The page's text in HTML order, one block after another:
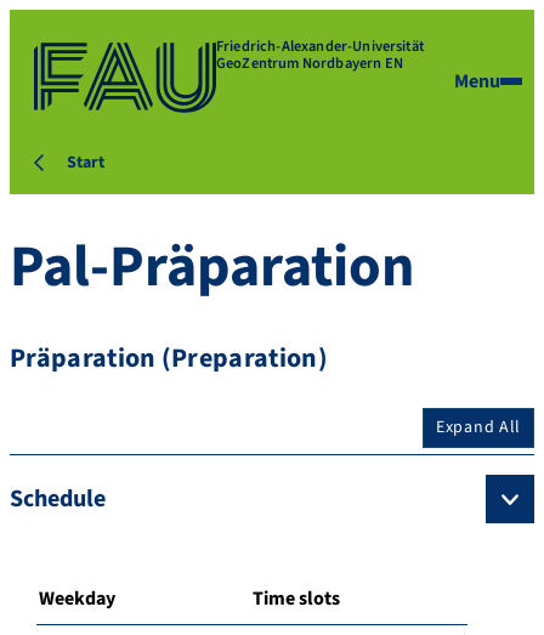
Friedrich-Alexander-Universität
GeoZentrum Nordbayern EN
Menu
Start
Pal-Präparation
Präparation (Preparation)
Expand All
Schedule
Weekday Time slots